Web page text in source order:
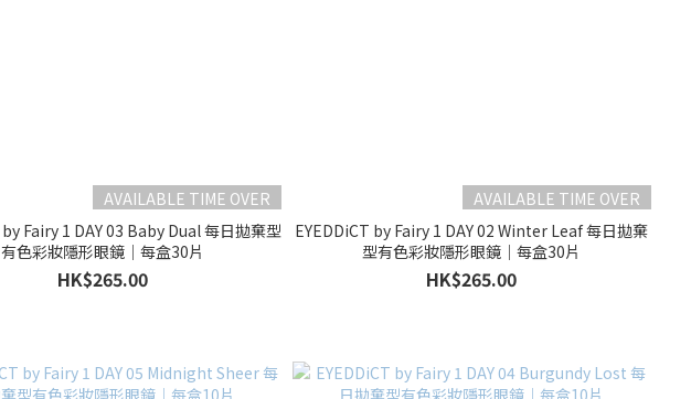
AVAILABLE TIME OVER
Fairy 1 DAY 03 Baby Dual 每日拋棄型
有色彩妝隱形眼鏡｜每盒30片
HK$265.00
AVAILABLE TIME OVER
EYEDDiCT by Fairy 1 DAY 02 Winter Leaf 每日拋棄
型有色彩妝隱形眼鏡｜每盒30片
HK$265.00